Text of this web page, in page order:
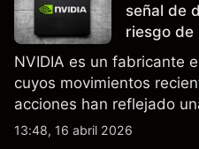
señal de
riesgo de
NVIDIA es un fabricante
cuyos movimientos
acciones han reflejado
relacionada con la IA,
13:48, 16 abril 2026